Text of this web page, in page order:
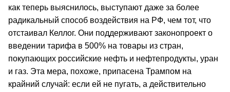
как теперь выяснилось, выступают даже за более
радикальный способ воздействия на РФ, чем тот, что
отстаивал Келлог. Они поддерживают законопроект о
введении тарифа в 500% на товары из стран,
покупающих российские нефть и нефтепродукты, уран
и газ. Эта мера, похоже, припасена Трампом на
крайний случай: если ей не пугать, а действительно